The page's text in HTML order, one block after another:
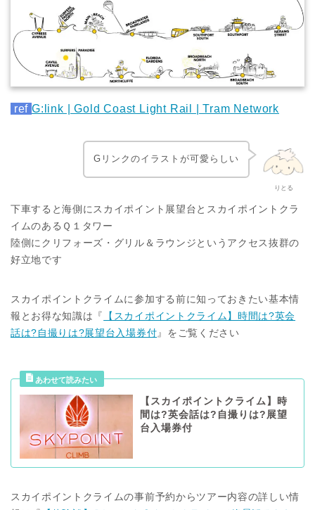
ref G:link | Gold Coast Light Rail | Tram Network
りとる
Gリンクのイラストが可愛らしい
下車すると海側にスカイポイント展望台とスカイポイントクラ
イムのあるＱ１タワー
陸側にクリフォーズ・グリル＆ラウンジというアクセス抜群の
好立地です
スカイポイントクライムに参加する前に知っておきたい基本情
報とお得な知識は『
【スカイポイントクライム】時間は?英会
話は?自撮りは?展望台入場券付』をご覧ください
【スカイポイントクライム】時
間は?英会話は?自撮りは?展望
台入場券付
スカイポイントクライムの事前予約からツアー内容の詳しい情